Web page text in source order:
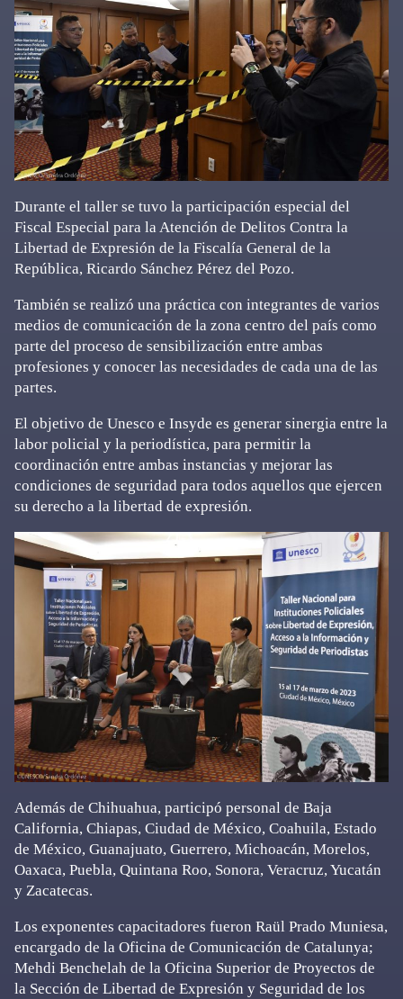
Durante el taller se tuvo la participación especial del
Fiscal Especial para la Atención de Delitos Contra la
Libertad de Expresión de la Fiscalía General de la
República, Ricardo Sánchez Pérez del Pozo.
También se realizó una práctica con integrantes de varios
medios de comunicación de la zona centro del país como
parte del proceso de sensibilización entre ambas
profesiones y conocer las necesidades de cada una de las
partes.
El objetivo de Unesco e Insyde es generar sinergia entre la
labor policial y la periodística, para permitir la
coordinación entre ambas instancias y mejorar las
condiciones de seguridad para todos aquellos que ejercen
su derecho a la libertad de expresión.
Además de Chihuahua, participó personal de Baja
California, Chiapas, Ciudad de México, Coahuila, Estado
de México, Guanajuato, Guerrero, Michoacán, Morelos,
Oaxaca, Puebla, Quintana Roo, Sonora, Veracruz, Yucatán
y Zacatecas.
Los exponentes capacitadores fueron Raül Prado Muniesa,
encargado de la Oficina de Comunicación de Catalunya;
Mehdi Benchelah de la Oficina Superior de Proyectos de
la Sección de Libertad de Expresión y Seguridad de los